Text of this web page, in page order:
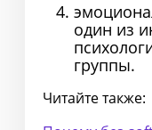
один из
группы.
Читайте также: